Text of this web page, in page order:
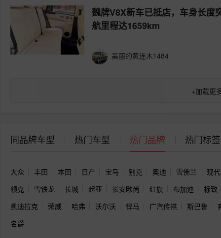
魏牌V8X新车已抵店，车身长度
航里程达1659km
美丽的黄连木1484
+加载更
同品牌车型 热门车型 热门品牌 热门标签
大众 丰田 本田 日产 宝马 别克 奥迪 雪佛兰
现代
领克
雪铁龙 长城 起亚 长安欧尚 红旗 布加迪
标致
凯迪拉克
荣威 哈弗 沃尔沃 悍马 广汽传祺 斯巴鲁
名爵